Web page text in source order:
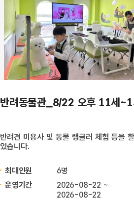
반려동물관_8/22 오후 11세
반려견 미용사 및 동물 랭글러 체험 등을
있습니다.
최대인원
6명
운영기간
2026-08-22 ~
2026-08-22